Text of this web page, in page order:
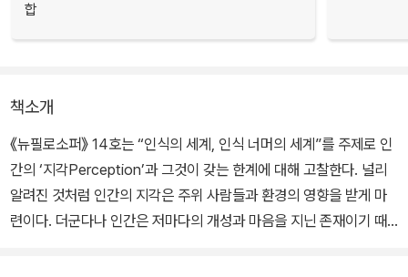
합
책소개
《뉴필로소퍼》 14호는 “인식의 세계, 인식 너머의 세계”를 주제로 인
간의 ‘지각Perception’과 그것이 갖는 한계에 대해 고찰한다. 널리
알려진 것처럼 인간의 지각은 주위 사람들과 환경의 영향을 받게 마
련이다. 더군다나 인간은 저마다의 개성과 마음을 지닌 존재이기 때